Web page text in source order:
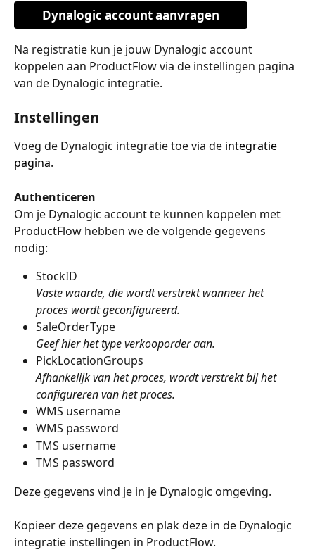
Dynalogic account aanvragen
Na registratie kun je jouw Dynalogic account
koppelen aan ProductFlow via de instellingen pagina
van de Dynalogic integratie.
Instellingen
Voeg de Dynalogic integratie toe via de integratie
pagina.
Authenticeren
Om je Dynalogic account te kunnen koppelen met
ProductFlow hebben we de volgende gegevens
nodig:
StockID
Vaste waarde, die wordt verstrekt wanneer het
proces wordt geconfigureerd.
SaleOrderType
Geef hier het type verkooporder aan.
PickLocationGroups
Afhankelijk van het proces, wordt verstrekt bij het
configureren van het proces.
WMS username
WMS password
TMS username
TMS password
Deze gegevens vind je in je Dynalogic omgeving.
Kopieer deze gegevens en plak deze in de Dynalogic
integratie instellingen in ProductFlow.